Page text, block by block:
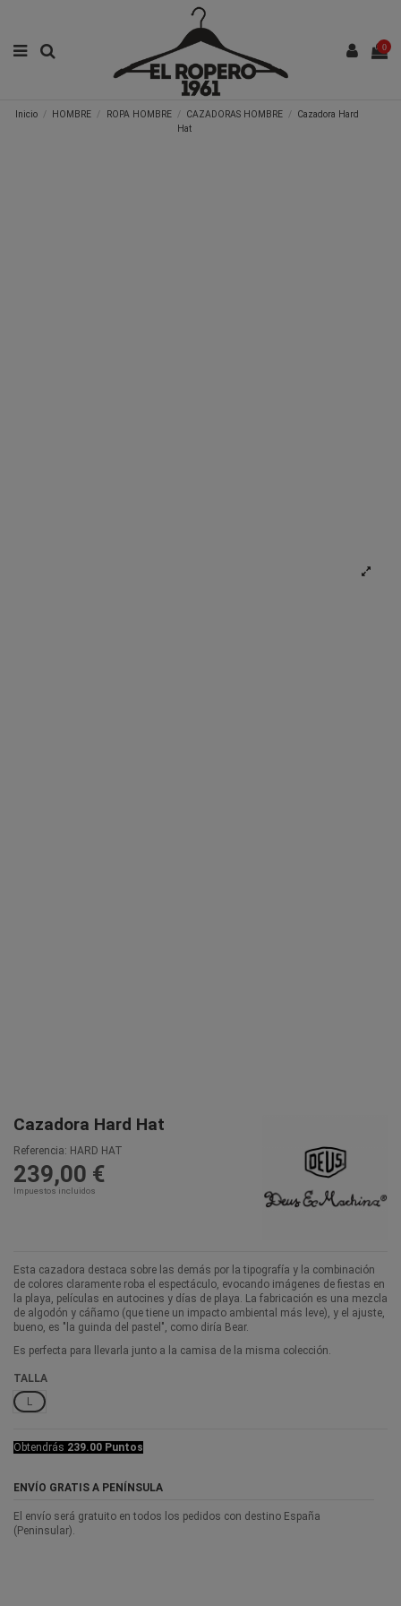
0
Inicio HOMBRE ROPA HOMBRE CAZADORAS HOMBRE
Cazadora Hard
Hat
Cazadora Hard Hat
Referencia: HARD HAT
239,00 €
Impuestos incluidos
Esta cazadora destaca sobre las demás por la tipografía y la combinación
de colores claramente roba el espectáculo, evocando imágenes de fiestas en
la playa, películas en autocines y días de playa. La fabricación es una mezcla
de algodón y cáñamo (que tiene un impacto ambiental más leve), y el ajuste,
bueno, es "la guinda del pastel", como diría Bear.
Es perfecta para llevarla junto a la camisa de la misma colección.
TALLA
L
Obtendrás 239.00 Puntos
ENVÍO GRATIS A PENÍNSULA
El envío será gratuito en todos los pedidos con destino España
(Peninsular).